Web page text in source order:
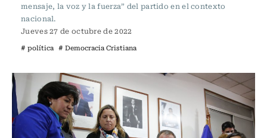
mensaje, la voz y la fuerza” del partido en el contexto
nacional.
Jueves 27 de octubre de 2022
# política # Democracia Cristiana